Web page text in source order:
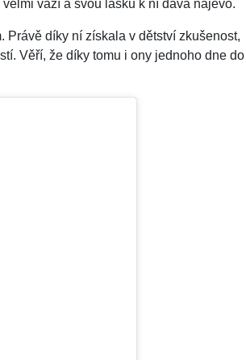
váží a svou lásku k ní dává najevo.
Právě díky ní získala v dětství zkušenost,
Věří, že díky tomu i ony jednoho dne do